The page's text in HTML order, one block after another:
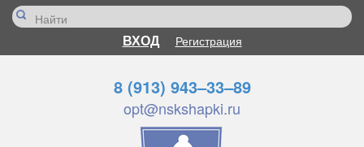
ВХОД Регистрация
8 (913) 943–33–89
opt@nskshapki.ru